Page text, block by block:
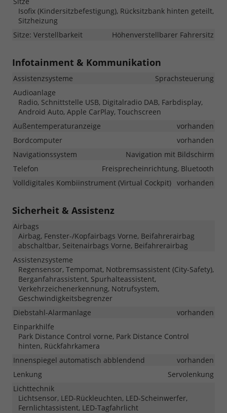
Isofix (Kindersitzbefestigung), Rücksitzbank hinten geteilt,
Sitzheizung
Sitze: Verstellbarkeit
Höhenverstellbarer Fahrersitz
Infotainment & Kommunikation
Assistenzsysteme
Sprachsteuerung
Audioanlage
Radio, Schnittstelle USB, Digitalradio DAB, Farbdisplay,
Android Auto, Apple CarPlay, Touchscreen
Außentemperaturanzeige
vorhanden
Bordcomputer
vorhanden
Navigationssystem
Navigation mit Bildschirm
Telefon
Freisprecheinrichtung, Bluetooth
Volldigitales Kombiinstrument (Virtual Cockpit) vorhanden
Sicherheit & Assistenz
Airbags
Airbag, Fenster-/Kopfairbags Vorne, Beifahrerairbag
abschaltbar, Seitenairbags Vorne, Beifahrerairbag
Assistenzsysteme
Regensensor, Tempomat, Notbremsassistent (City-Safety),
Berganfahrassistent, Spurhalteassistent,
Verkehrzeichenerkennung, Notrufsystem,
Geschwindigkeitsbegrenzer
Diebstahl-Alarmanlage
vorhanden
Einparkhilfe
Park Distance Control vorne, Park Distance Control
hinten, Rückfahrkamera
Innenspiegel automatisch abblendend
vorhanden
Lenkung
Servolenkung
Lichttechnik
Lichtsensor, LED-Rückleuchten, LED-Scheinwerfer,
Fernlichtassistent, LED-Tagfahrlicht